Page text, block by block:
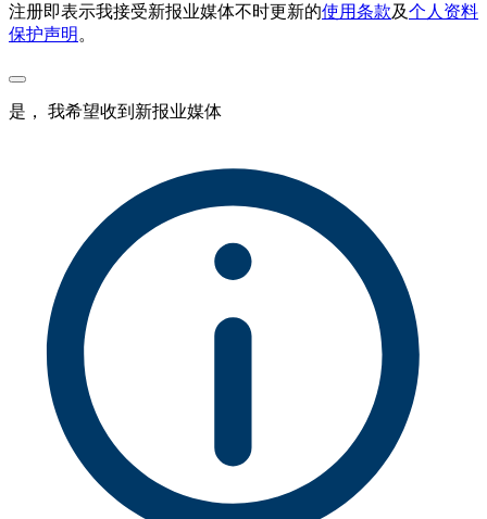
注册即表示我接受新报业媒体不时更新的使用条款及个人资料
保护声明 。
是， 我希望收到新报业媒体